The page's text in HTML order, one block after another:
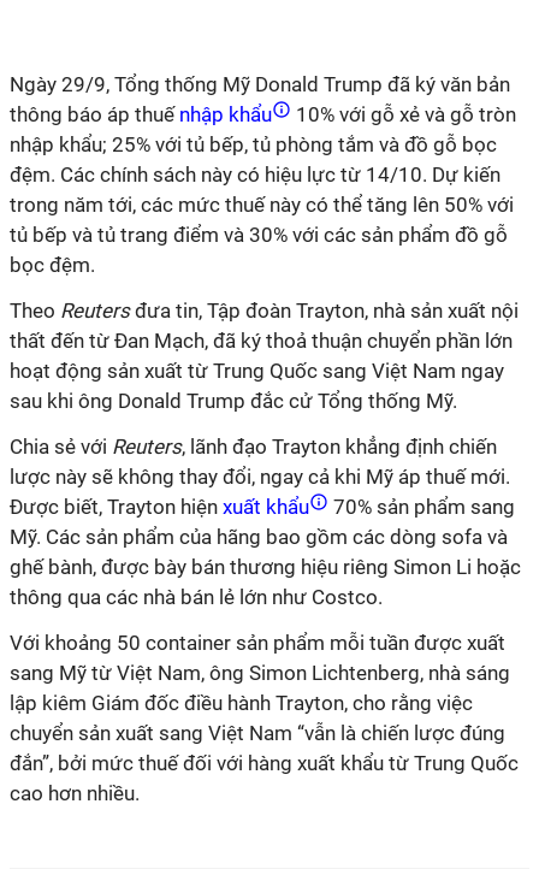
Ngày 29/9, Tổng thống Mỹ Donald Trump đã ký văn bản
thông báo áp thuếnhập khẩu
10% với gỗ xẻ và gỗ tròn
nhập khẩu; 25% với tủ bếp, tủ phòng tắm và đồ gỗ bọc
đệm. Các chính sách này có hiệu lực từ 14/10. Dự kiến
trong năm tới, các mức thuế này có thể tăng lên 50% với
tủ bếp và tủ trang điểm và 30% với các sản phẩm đồ gỗ
bọc đệm.
Theo Reutersđưa tin, Tập đoàn Trayton, nhà sản xuất nội
thất đến từ Đan Mạch, đã ký thoả thuận chuyển phần lớn
hoạt động sản xuất từ Trung Quốc sang Việt Nam ngay
sau khi ông Donald Trump đắc cử Tổng thống Mỹ.
Chia sẻ với Reuters, lãnh đạo Trayton khẳng định chiến
lược này sẽ không thay đổi, ngay cả khi Mỹ áp thuế mới.
Được biết, Trayton hiện xuất khẩu
70% sản phẩm sang
Mỹ. Các sản phẩm của hãng bao gồm các dòng sofa và
ghế bành, được bày bán thương hiệu riêng Simon Li hoặc
thông qua các nhà bán lẻ lớn như Costco.
Với khoảng 50 container sản phẩm mỗi tuần được xuất
sang Mỹ từ Việt Nam, ông Simon Lichtenberg, nhà sáng
lập kiêm Giám đốc điều hành Trayton, cho rằng việc
chuyển sản xuất sang Việt Nam “vẫn là chiến lược đúng
đắn”, bởi mức thuế đối với hàng xuất khẩu từ Trung Quốc
cao hơn nhiều.